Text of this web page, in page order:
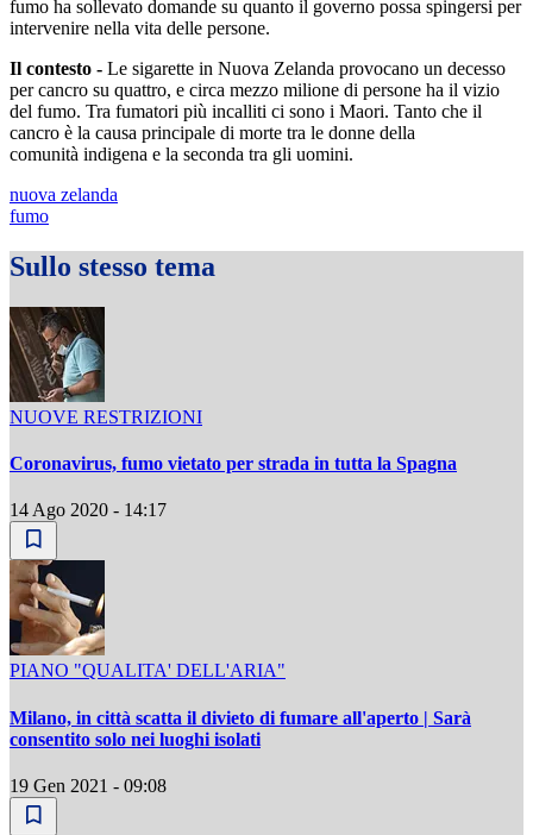
fumo ha sollevato domande su quanto il governo possa spingersi per
intervenire nella vita delle persone.
Il contesto - Le sigarette in Nuova Zelanda provocano un decesso
per cancro su quattro, e circa mezzo milione di persone ha il vizio
del fumo. Tra fumatori più incalliti ci sono i Maori. Tanto che il
cancro è la causa principale di morte tra le donne della
comunità indigena e la seconda tra gli uomini.
nuova zelanda
fumo
Sullo stesso tema
NUOVE RESTRIZIONI
Coronavirus, fumo vietato per strada in tutta la Spagna
14 Ago 2020 - 14:17
PIANO "QUALITA' DELL'ARIA"
Milano, in città scatta il divieto di fumare all'aperto | Sarà
consentito solo nei luoghi isolati
19 Gen 2021 - 09:08